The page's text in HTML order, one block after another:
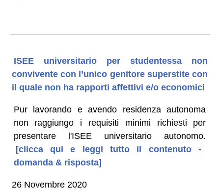
ISEE universitario per studentessa non
convivente con l’unico genitore superstite con
il quale non ha rapporti affettivi e/o economici
Pur lavorando e avendo residenza autonoma
non raggiungo i requisiti minimi richiesti per
presentare l'ISEE universitario autonomo.
[clicca qui e leggi tutto il contenuto -
domanda & risposta]
26 Novembre 2020